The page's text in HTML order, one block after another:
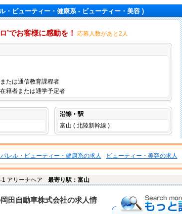
・ビューティー・健康系 - ビューティー・美容 )
’でお客様に感動を！
応募人数があと2人
たは通信教育課程者
籍者または通学予定者
富山 ( 北陸新幹線 )
レル・ビューティー・健康系の求人 ビューティー・美容の求人
アリーナヘア 最寄り駅：富山
田自動車株式会社の求人情
もっと詳しく